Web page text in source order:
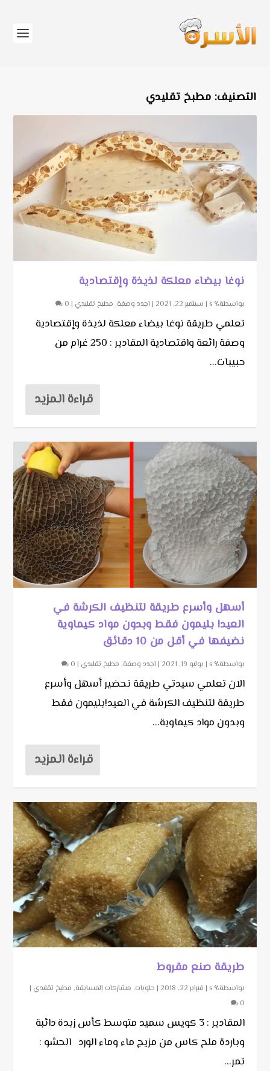
التصنيف: مطبخ تقليدي
نوغا بيضاء معلكة لذيذة وإقتصادية
بواسطة٪ s | سبتمبر 22, 2021 | اجدد وصفة, مطبخ تقليدي |
0
تعلمي طريقة نوغا بيضاء معلكة لذيذة وإقتصادية
وصفة رائعة واقتصادية المقادير : 250 غرام من
حبيبات...
قراءة المزيد
أسهل وأسرع طريقة لتنظيف الكرشة في
العيد! بليمون فقط وبدون مواد كيماوية
نضيفها في أقل من 10 دقائق
بواسطة٪ s | يوليو 19, 2021 | اجدد وصفة, مطبخ تقليدي |
0
الان تعلمي سيدتي طريقة تحضير أسهل وأسرع
طريقة لتنظيف الكرشة في العيد!بليمون فقط
وبدون مواد كيماوية...
قراءة المزيد
طريقة صنع مقروط
بواسطة٪ s | فبراير 22, 2018 | حلويات, مشاركات المسابقة, مطبخ تقليدي |
0
المقادير : 3 كويس سميد متوسط كأس زبدة دائبة
وباردة ملح كاس من مزيج ماء وماء الورد الحشو :
تمر...